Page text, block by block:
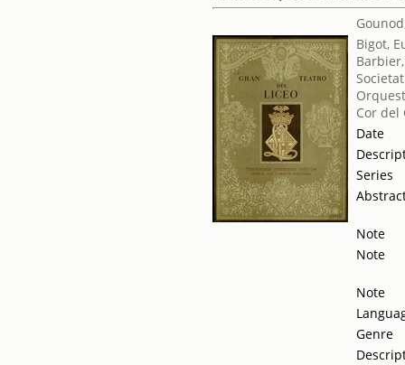
Bigot,
Cor del
Date
Series
Note
Note
Note
Genre